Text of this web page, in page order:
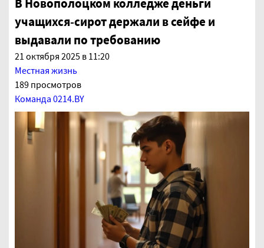
В Новополоцком колледже деньги
учащихся-сирот держали в сейфе и
выдавали по требованию
21 октября 2025 в 11:20
Местная жизнь
189 просмотров
Команда 0214.BY